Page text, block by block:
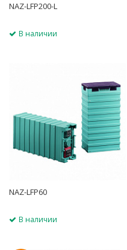
NAZ-LFP200-L
В наличии
NAZ-LFP60
В наличии